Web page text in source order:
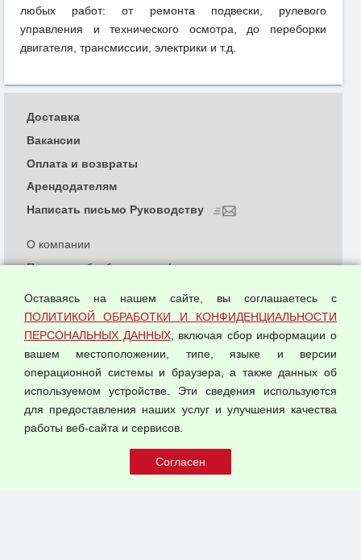
любых работ: от ремонта подвески, рулевого
управления и технического осмотра, до переборки
двигателя, трансмиссии, электрики и т.д.
© 2026 ООО "Феникс"
О компании
Политика обработки и конфиденциальности
Согласием на обработку персональных данных
Оферта оптовой купли-продажи
Публичная оферта
Доставка
Вакансии
Оплата и возвраты
Арендодателям
Написать письмо Руководству
Оставаясь на нашем сайте, вы соглашаетесь с
ПОЛИТИКОЙ ОБРАБОТКИ И КОНФИДЕНЦИАЛЬНОСТИ
ПЕРСОНАЛЬНЫХ ДАННЫХ, включая сбор информации о
вашем местоположении, типе, языке и версии
операционной системы и браузера, а также данных об
используемом устройстве. Эти сведения используются
для предоставления наших услуг и улучшения качества
работы веб-сайта и сервисов.